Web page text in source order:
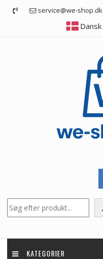
service@we-shop.dk
Dansk
KATEGORIER